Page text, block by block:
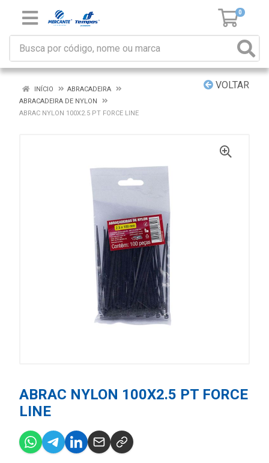
0
VOLTAR
INÍCIO
ABRACADEIRA
ABRACADEIRA DE NYLON
ABRAC NYLON 100X2.5 PT FORCE LINE
ABRAC NYLON 100X2.5 PT FORCE
LINE